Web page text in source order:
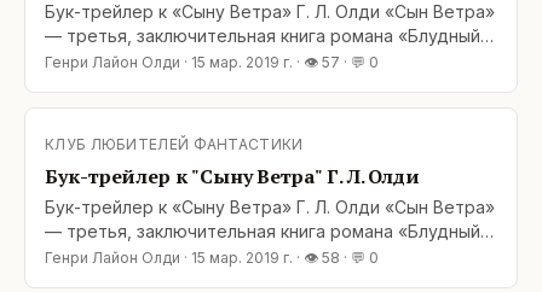
Бук-трейлер к «Сыну Ветра» Г. Л. Олди «Сын Ветра»
— третья, заключительная книга романа «Блудный
сын» из космической эпопеи «Ойкумена» Г. Л. Олди.
этом месяце, в самое ближайшее время. А пока, в
ожидании скорого выхода книги в свет
Генри Лайон Олди · 15 мар. 2019 г. · 👁 57 · 💬 0
КЛУБ ЛЮБИТЕЛЕЙ ФАНТАСТИКИ
Бук-трейлер к "Сыну Ветра" Г. Л. Олди
Бук-трейлер к «Сыну Ветра» Г. Л. Олди «Сын Ветра»
— третья, заключительная книга романа «Блудный
сын» из космической эпопеи «Ойкумена» Г. Л. Олди.
Генри Лайон Олди · 15 мар. 2019 г. · 👁 58 · 💬 0